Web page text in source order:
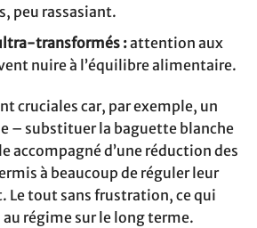
peu rassasiant.
transformés :attention aux
nuire à l’équilibre alimentaire.
cruciales car, par exemple, un
– substituer la baguette blanche
accompagné d’une réduction des
à beaucoup de réguler leur
Le tout sans frustration, ce qui
régime sur le long terme.